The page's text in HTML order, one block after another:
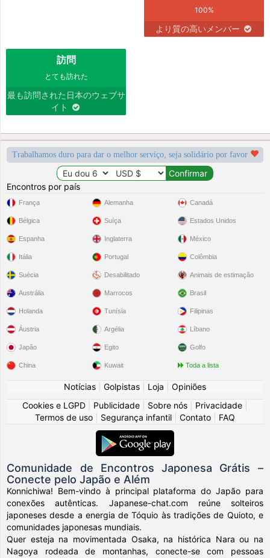
100%
より質の高いメンバー
訪問
とても訪れた
最も訪問された日本のウェブサ
イト
Trabalhamos duro para dar o melhor serviço, seja solidário por favor
Encontros por país
França
Bélgica
Espanha
Itália
Suécia
Alemanha
Suíça
Inglaterra
Portugal
Desabilitado
Canadá
Estados Unidos
México
Colômbia
Animais de estimação
Austrália
Holanda
Áustria
Japão
China
Marrocos
Tunísia
Argélia
Egito
Kuwait
Brasil
Filipinas
Líbano
Golfo
Toda a lista
Notícias Golpistas Loja
Opiniões
Cookies e LGPD
Publicidade Sobre nós Privacidade
Termos de uso
Segurança infantil Contato FAQ
Comunidade de Encontros Japonesa Grátis –
Conecte pelo Japão e Além
Konnichiwa! Bem-vindo à principal plataforma do Japão para
conexões autênticas. Japanese-chat.com reúne solteiros
japoneses desde a energia de Tóquio às tradições de Quioto, e
comunidades japonesas mundiais.
Quer esteja na movimentada Osaka, na histórica Nara ou na
Nagoya rodeada de montanhas, conecte-se com pessoas